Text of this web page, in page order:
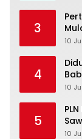
3
10
4
10
5
10